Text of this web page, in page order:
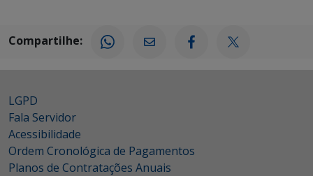
Compartilhe:
LGPD
Fala Servidor
Acessibilidade
Ordem Cronológica de Pagamentos
Planos de Contratações Anuais